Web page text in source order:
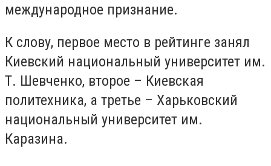
международное признание.
К слову, первое место в рейтинге занял
Киевский национальный университет им.
Т. Шевченко, второе – Киевская
политехника, а третье – Харьковский
национальный университет им.
Каразина.